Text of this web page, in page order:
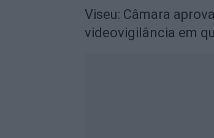
Viseu: Câmara
videovigilância em